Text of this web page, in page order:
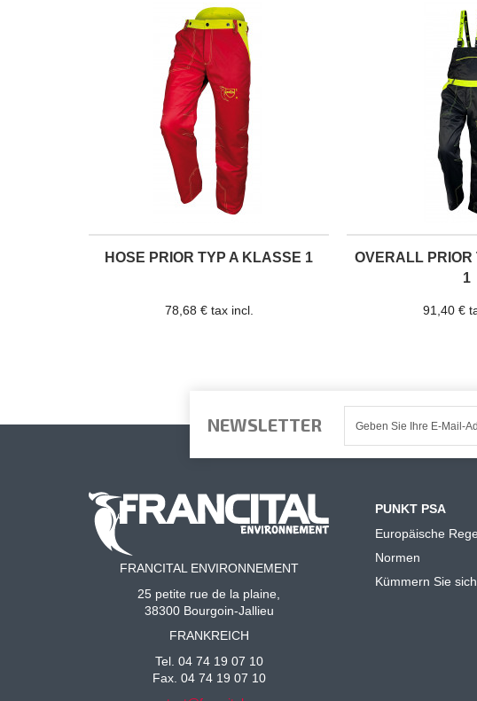
HOSE PRIOR TYP A KLASSE 1
78,68 € tax incl.
OVERALL PRIOR
1
91,40 €
NEWSLETTER
FRANCITAL ENVIRONNEMENT
25 petite rue de la plaine,
38300 Bourgoin-Jallieu
FRANKREICH
Tel. 04 74 19 07 10
Fax. 04 74 19 07 10
PUNKT PSA
Europäische
Normen
Kümmern Sie